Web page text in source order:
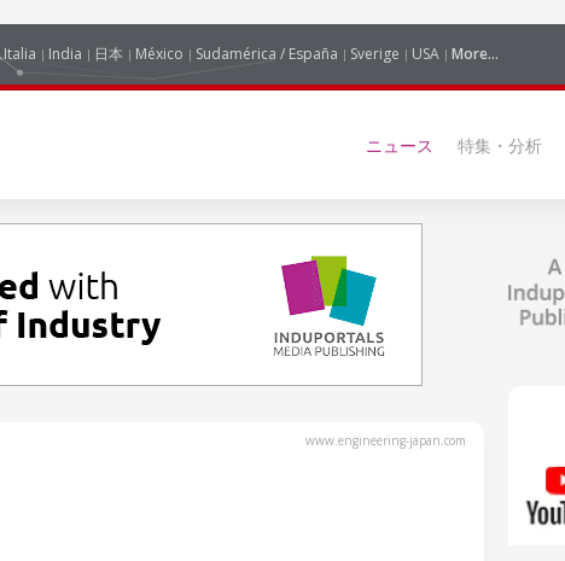
Italia India 日本 México Sudamérica / España Sverige USA More...
ニュース 特集・分析
www.engineering-japan.com